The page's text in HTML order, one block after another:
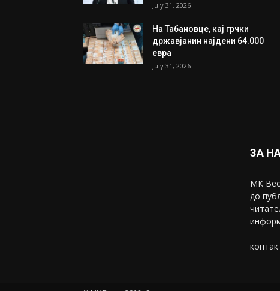
July 31, 2026
На Табановце, кај грчки
државјанин најдени 64.000
евра
July 31, 2026
ЗА
МК
до